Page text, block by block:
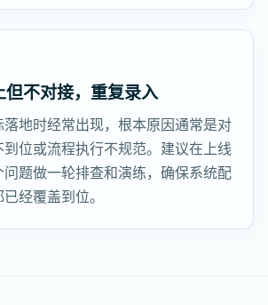
但不对接，重复录入
地时经常出现，根本原因通常是对
位或流程执行不规范。建议在上线
题做一轮排查和演练，确保系统配
经覆盖到位。